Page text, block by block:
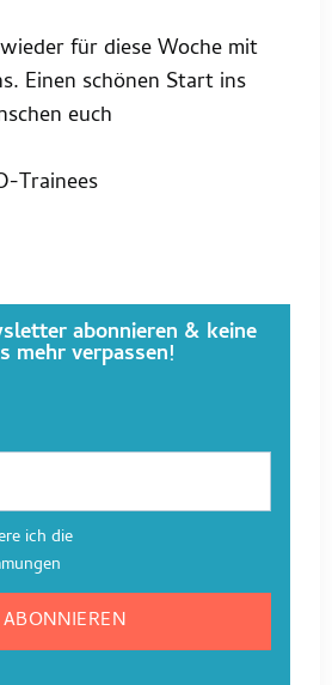
für diese Woche mit
Einen schönen Start ins
euch
Trainees
abonnieren & keine
mehr verpassen!
ich die